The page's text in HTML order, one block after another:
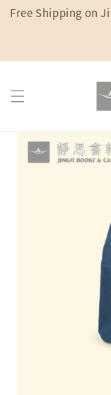
Free Shipping on